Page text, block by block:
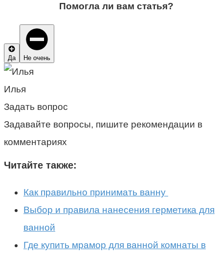
Помогла ли вам статья?
Да Не очень
Илья
Задать вопрос
Задавайте вопросы, пишите рекомендации в
комментариях
Читайте также:
Как правильно принимать ванну
Выбор и правила нанесения герметика для
ванной
Где купить мрамор для ванной комнаты в